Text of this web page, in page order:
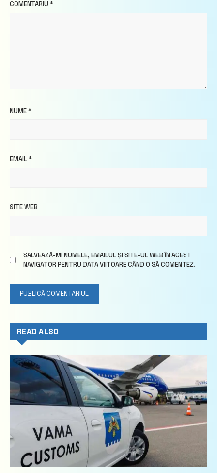
COMENTARIU *
NUME*
EMAIL*
SITE WEB
SALVEAZĂ-MI NUMELE, EMAILUL ȘI SITE-UL WEB ÎN ACEST
NAVIGATOR PENTRU DATA VIITOARE CÂND O SĂ COMENTEZ.
READ ALSO